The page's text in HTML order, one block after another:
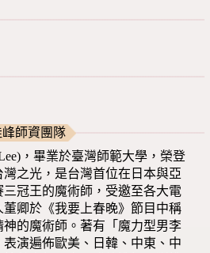
師資團隊
，畢業於臺灣師範大學，榮登
之光，是台灣首位在日本與亞
冠王的魔術師，受邀至各大電
卿於《我要上春晚》節目中稱
的魔術師。著有「魔力型男李
演遍佈歐美、日韓、中東、中